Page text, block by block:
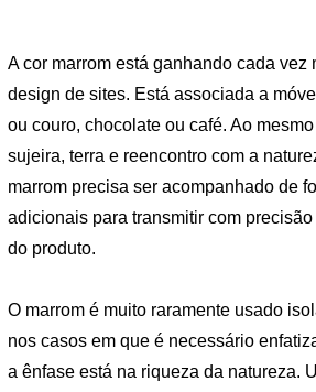
A cor marrom está ganhando cada
design de sites. Está associada a
ou couro, chocolate ou café. Ao
sujeira, terra e reencontro com a
marrom precisa ser acompanhado de
adicionais para transmitir com
do produto.
O marrom é muito raramente usado
nos casos em que é necessário
a ênfase está na riqueza da natureza.